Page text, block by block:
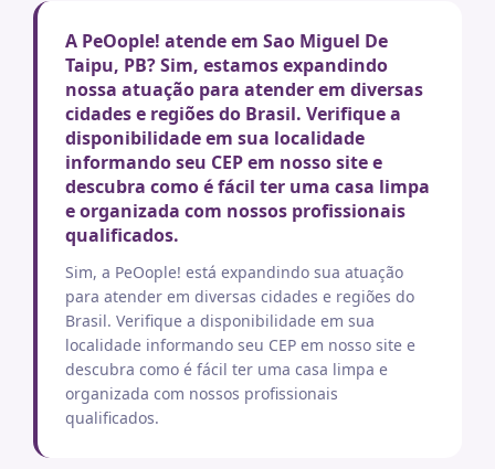
A PeOople! atende em Sao Miguel De
Taipu, PB? Sim, estamos expandindo
nossa atuação para atender em diversas
cidades e regiões do Brasil. Verifique a
disponibilidade em sua localidade
informando seu CEP em nosso site e
descubra como é fácil ter uma casa limpa
e organizada com nossos profissionais
qualificados.
Sim, a PeOople! está expandindo sua atuação
para atender em diversas cidades e regiões do
Brasil. Verifique a disponibilidade em sua
localidade informando seu CEP em nosso site e
descubra como é fácil ter uma casa limpa e
organizada com nossos profissionais
qualificados.